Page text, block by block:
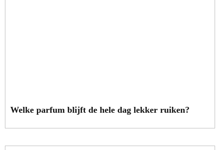
Welke parfum blijft de hele dag lekker ruiken?